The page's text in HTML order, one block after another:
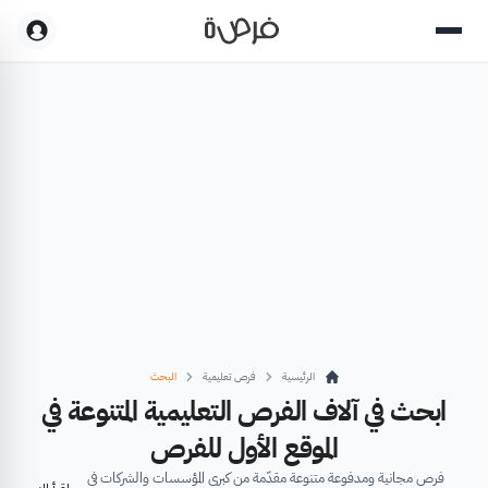
الرئيسية فرص تعليمية البحث
ابحث في آلاف الفرص التعليمية المتنوعة في
الموقع الأول للفرص
فرص مجانية ومدفوعة متنوعة مقدّمة من كبرى المؤسسات والشركات في